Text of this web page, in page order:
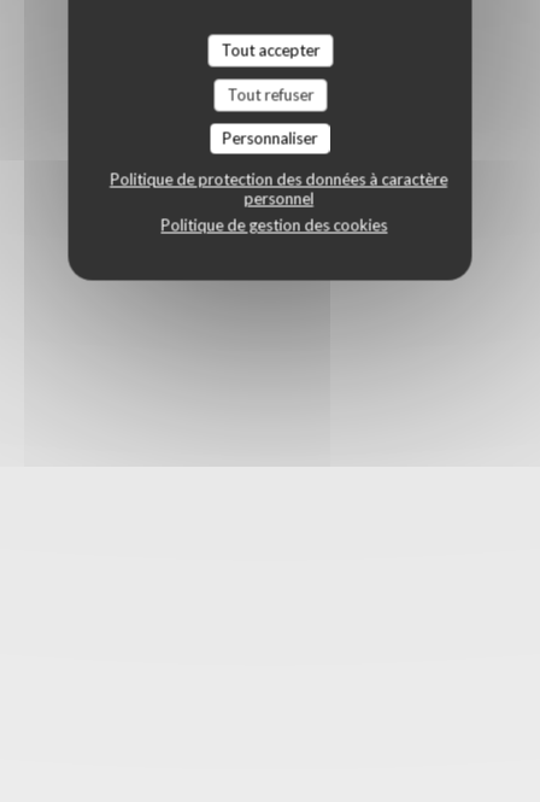
Tout accepter
Tout refuser
Personnaliser
Politique de protection des données à caractère
personnel
Politique de gestion des cookies